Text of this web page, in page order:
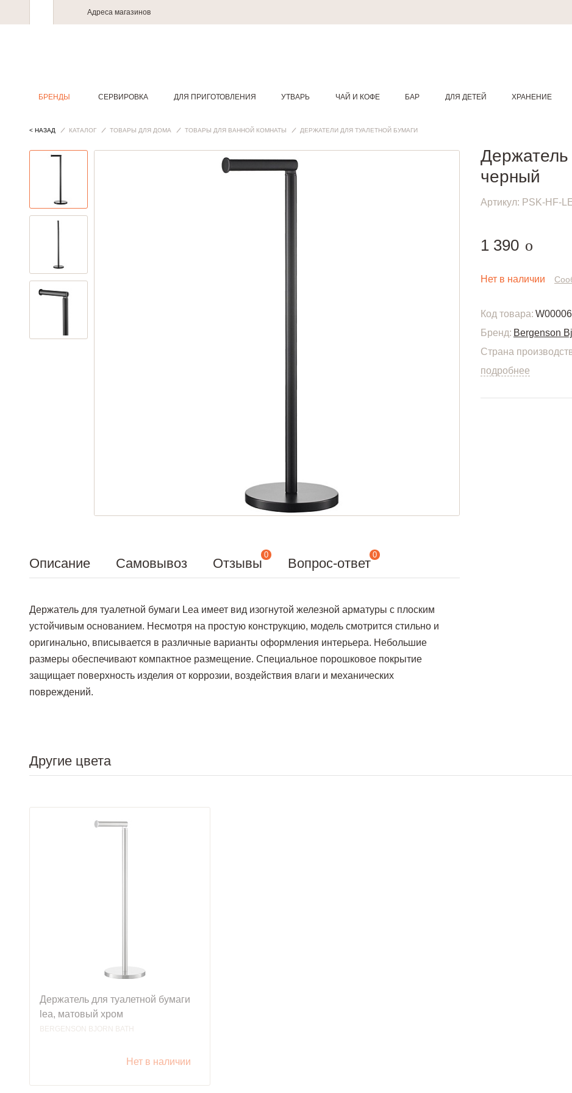
Адреса магазинов
БРЕНДЫ СЕРВИРОВКА ДЛЯ ПРИГОТОВЛЕНИЯ УТВАРЬ ЧАЙ И КОФЕ БАР ДЛЯ ДЕТЕЙ ХРАНЕНИЕ
< НАЗАД КАТАЛОГ ТОВАРЫ ДЛЯ ДОМА ТОВАРЫ ДЛЯ ВАННОЙ КОМНАТЫ ДЕРЖАТЕЛИ ДЛЯ ТУАЛЕТНОЙ БУМАГИ
Описание Самовывоз Отзывы
0
Вопрос-ответ
0
Держатель для туалетной бумаги Lea имеет вид изогнутой железной арматуры с плоским
устойчивым основанием. Несмотря на простую конструкцию, модель смотрится стильно и
оригинально, вписывается в различные варианты оформления интерьера. Небольшие
размеры обеспечивают компактное размещение. Специальное порошковое покрытие
защищает поверхность изделия от коррозии, воздействия влаги и механических
повреждений.
Держатель
черный
Артикул: PSK-HF-
1 390 руб.
o
Нет в наличии
Код товара:
Бренд: Bergenson
Страна
подробнее
Другие цвета
Держатель для туалетной бумаги
lea, матовый хром
BERGENSON BJORN BATH
Нет в наличии